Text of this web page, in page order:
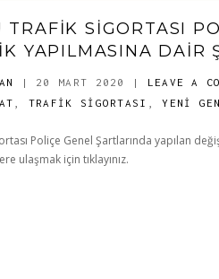
TRAFIK SIGORTASI
YAPILMASINA DAIR
| 20 MART 2020 |
LEAVE A
TRAFIK SIGORTASI ,YENİ
Poliçe Genel Şartlarında yapılan
ulaşmak için tıklayınız.